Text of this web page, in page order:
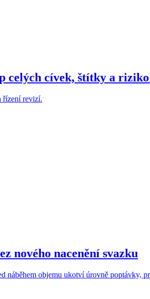
celých cívek, štítky a
řízení revizí.
nového nacenění svazku
náběhem objemu ukotví úrovně poptávky,